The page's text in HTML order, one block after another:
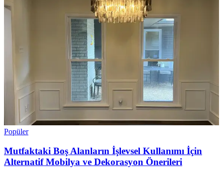
Popüler
Mutfaktaki Boş Alanların İşlevsel Kullanımı İçin
Alternatif Mobilya ve Dekorasyon Önerileri